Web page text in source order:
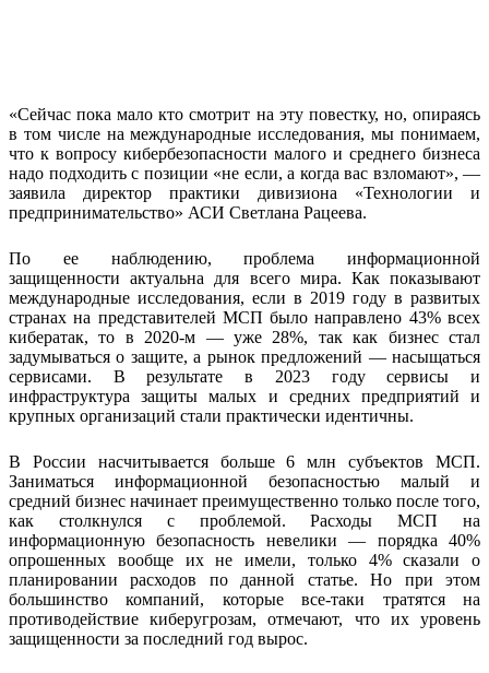
«Сейчас пока мало кто смотрит на эту повестку, но, опираясь
в том числе на международные исследования, мы понимаем,
что к вопросу кибербезопасности малого и среднего бизнеса
надо подходить с позиции «не если, а когда вас взломают», —
заявила директор практики дивизиона «Технологии и
предпринимательство» АСИ Светлана Рацеева.
По ее наблюдению, проблема информационной
защищенности актуальна для всего мира. Как показывают
международные исследования, если в 2019 году в развитых
странах на представителей МСП было направлено 43% всех
кибератак, то в 2020-м — уже 28%, так как бизнес стал
задумываться о защите, а рынок предложений — насыщаться
сервисами. В результате в 2023 году сервисы и
инфраструктура защиты малых и средних предприятий и
крупных организаций стали практически идентичны.
В России насчитывается больше 6 млн субъектов МСП.
Заниматься информационной безопасностью малый и
средний бизнес начинает преимущественно только после того,
как столкнулся с проблемой. Расходы МСП на
информационную безопасность невелики — порядка 40%
опрошенных вообще их не имели, только 4% сказали о
планировании расходов по данной статье. Но при этом
большинство компаний, которые все-таки тратятся на
противодействие киберугрозам, отмечают, что их уровень
защищенности за последний год вырос.